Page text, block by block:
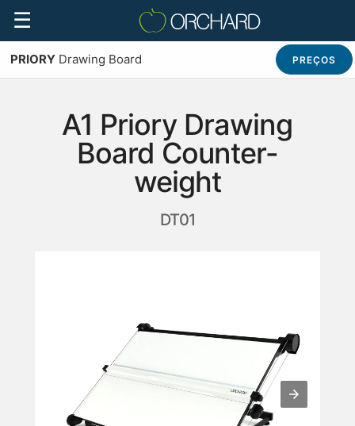
☰
PRIORY Drawing Board PREÇOS
A1 Priory Drawing
Board Counter-
weight
DT01